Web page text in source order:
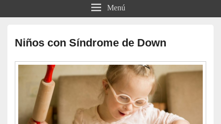
Menú
Niños con Síndrome de Down
área
de
barra